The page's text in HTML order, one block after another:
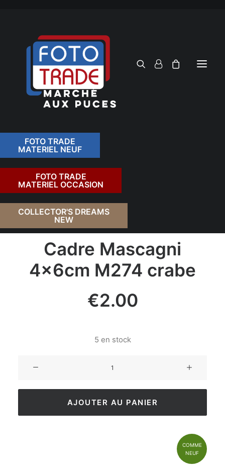
FOTO TRADE
MATERIEL NEUF
FOTO TRADE
MATERIEL OCCASION
COLLECTOR'S DREAMS
NEW
RETOUR
Cadre Mascagni
4×6cm M274 crabe
€2.00
5 en stock
AJOUTER AU PANIER
COMME
NEUF